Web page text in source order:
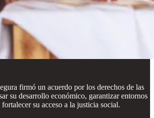
firmó un acuerdo por los derechos de las
su desarrollo económico, garantizar entornos
su acceso a la justicia social.